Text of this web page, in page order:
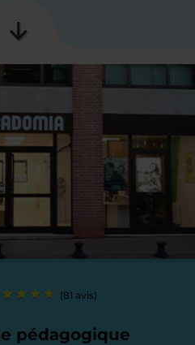
(81 avis)
pédagogique